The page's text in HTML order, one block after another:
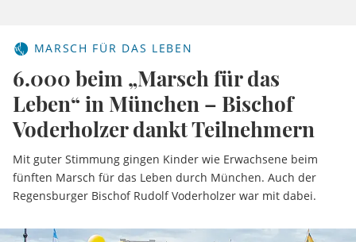
MARSCH FÜR DAS LEBEN
6.000 beim „Marsch für das
Leben“ in München – Bischof
Voderholzer dankt Teilnehmern
Mit guter Stimmung gingen Kinder wie Erwachsene beim
fünften Marsch für das Leben durch München. Auch der
Regensburger Bischof Rudolf Voderholzer war mit dabei.